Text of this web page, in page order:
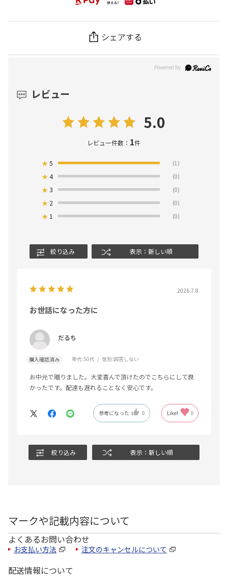
シェアする
レビュー
5.0
レビュー件数： 1件
★5 (1)
★4 (0)
★3 (0)
★ 2 (0)
★ 1 (0)
絞り込み 表示：新しい順
2026.7.8
お世話になった方に
だるち
購入確認済み 年代:50代 性別:回答しない
お中元で贈りました。大変喜んで頂けたのでこちらにして良
かったです。配達も遅れることなく安心です。
参考になった 0 Like! 0
絞り込み 表示：新しい順
マークや記載内容について
よくあるお問い合わせ
お支払い方法 注文のキャンセルについて
配送情報について